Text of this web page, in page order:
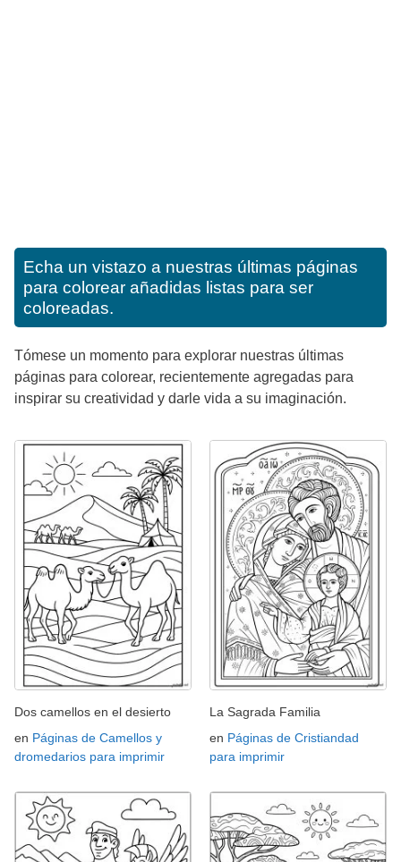
Echa un vistazo a nuestras últimas páginas
para colorear añadidas listas para ser
coloreadas.
Tómese un momento para explorar nuestras últimas
páginas para colorear, recientemente agregadas para
inspirar su creatividad y darle vida a su imaginación.
Dos camellos en el desierto
en Páginas de Camellos y
dromedarios para imprimir
La Sagrada Familia
en Páginas de Cristiandad
para imprimir